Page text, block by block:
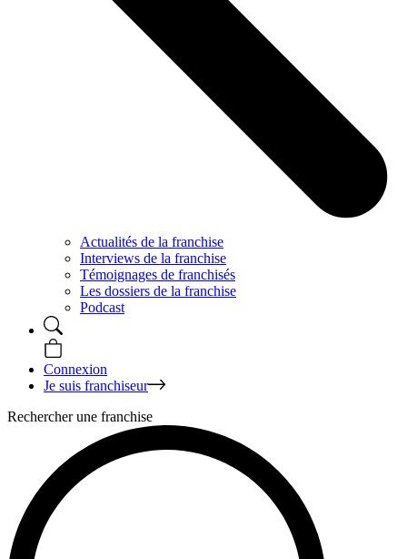
Actualités de la franchise
Interviews de la franchise
Témoignages de franchisés
Les dossiers de la franchise
Podcast
Connexion
Je suis franchiseur
Rechercher une franchise